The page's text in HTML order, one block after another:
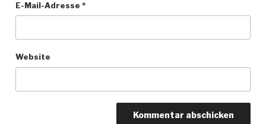
E-Mail-Adresse *
Website